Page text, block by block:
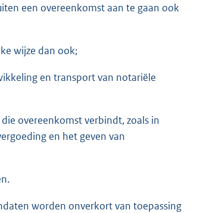
een overeenkomst aan te gaan ook
wijze dan ook;
en transport van notariële
overeenkomst verbindt, zoals in
en het geven van
worden onverkort van toepassing